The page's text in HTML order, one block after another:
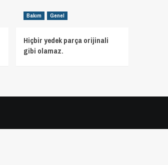
Bakım Genel
Hiçbir yedek parça orijinali
gibi olamaz.